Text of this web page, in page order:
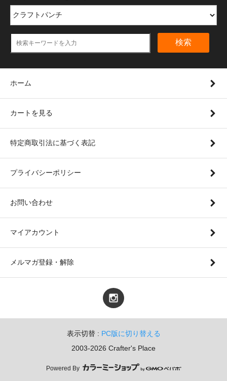
検索
ホーム
カートを見る
特定商取引法に基づく表記
プライバシーポリシー
お問い合わせ
マイアカウント
メルマガ登録・解除
表示切替 : PC版に切り替える
2003-2026 Crafter's Place
Powered By